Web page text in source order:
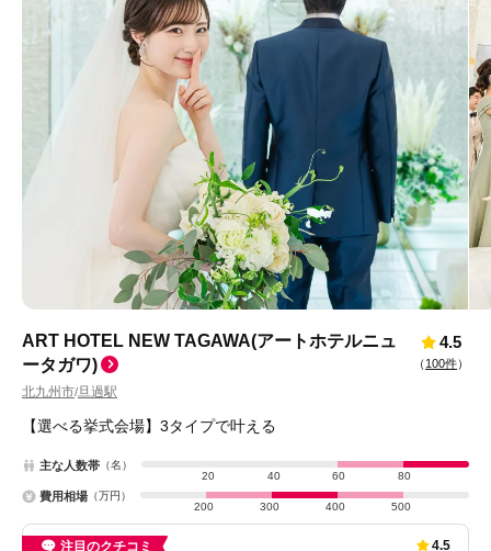
ART HOTEL NEW TAGAWA(アートホテルニュ
ータガワ)
北九州市/旦過駅
4.5
（ 100件）
【選べる挙式会場】3タイプで叶える
主な人数帯 （名）
20
40 60 80
費用相場 （万円）
200
300 400 500
注目のクチコミ 4.5